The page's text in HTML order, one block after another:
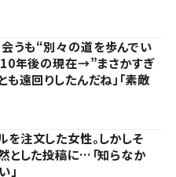
うも“別々の道を歩んでい
10年後の現在→”まさかすぎ
遠回りしたんだね」「素敵
を注文した女性。しかしそ
とした投稿に…「知らなか
」